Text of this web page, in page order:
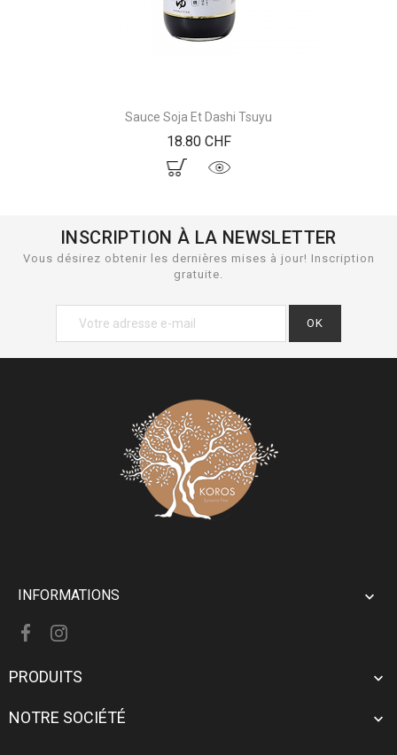
Sauce Soja Et Dashi Tsuyu
18.80 CHFPrix
INSCRIPTION À LA NEWSLETTER
Vous désirez obtenir les dernières mises à jour! Inscription
gratuite.
INFORMATIONS 
PRODUITS 
NOTRE SOCIÉTÉ 